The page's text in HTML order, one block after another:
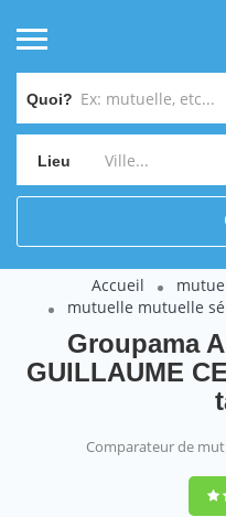
Quoi?
Lieu
Accueil
mutuelle mutuelle
Groupama
GUILLAUME
Comparateur de